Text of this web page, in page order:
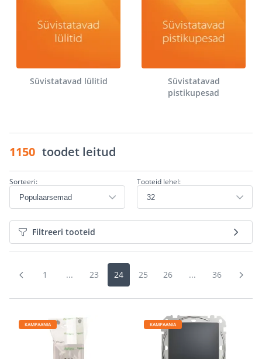
Süvistatavad lülitid
Süvistatavad
pistikupesad
1150 toodet leitud
Sorteeri: Tooteid lehel:
Filtreeri tooteid
1 ... 23 24 25 26 ... 36
KAMPAANIA KAMPAANIA